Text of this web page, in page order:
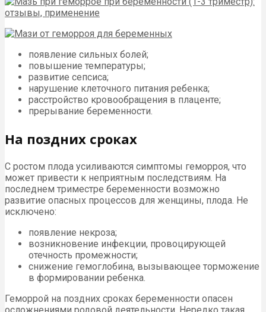
появление сильных болей;
повышение температуры;
развитие сепсиса;
нарушение клеточного питания ребенка;
расстройство кровообращения в плаценте;
прерывание беременности.
На поздних сроках
С ростом плода усиливаются симптомы геморроя, что
может привести к неприятным последствиям. На
последнем триместре беременности возможно
развитие опасных процессов для женщины, плода. Не
исключено:
появление некроза;
возникновение инфекции, провоцирующей
отечность промежности;
снижение гемоглобина, вызывающее торможение
в формировании ребенка.
Геморрой на поздних сроках беременности опасен